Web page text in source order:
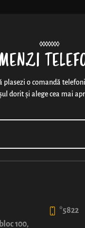
CAFEA CU
lei
plasezi o comandă
dorit și alege cea mai
100,
*5822